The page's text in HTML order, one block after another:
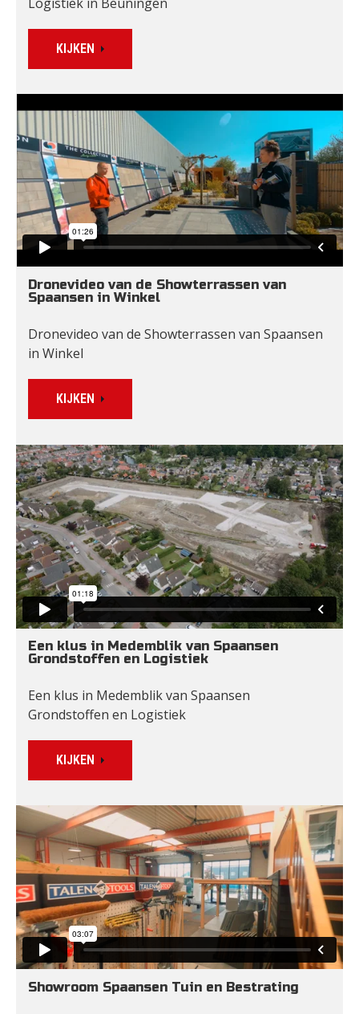
KIJKEN
Dronevideo van de Showterrassen van
Spaansen in Winkel
Dronevideo van de Showterrassen van Spaansen
in Winkel
KIJKEN
Een klus in Medemblik van Spaansen
Grondstoffen en Logistiek
Een klus in Medemblik van Spaansen
Grondstoffen en Logistiek
KIJKEN
Showroom Spaansen Tuin en Bestrating